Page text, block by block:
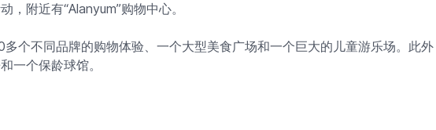
，附近有“Alanyum”购物中心。
多个不同品牌的购物体验、一个大型美食广场和一个巨大的儿童游乐场。此
一个保龄球馆。